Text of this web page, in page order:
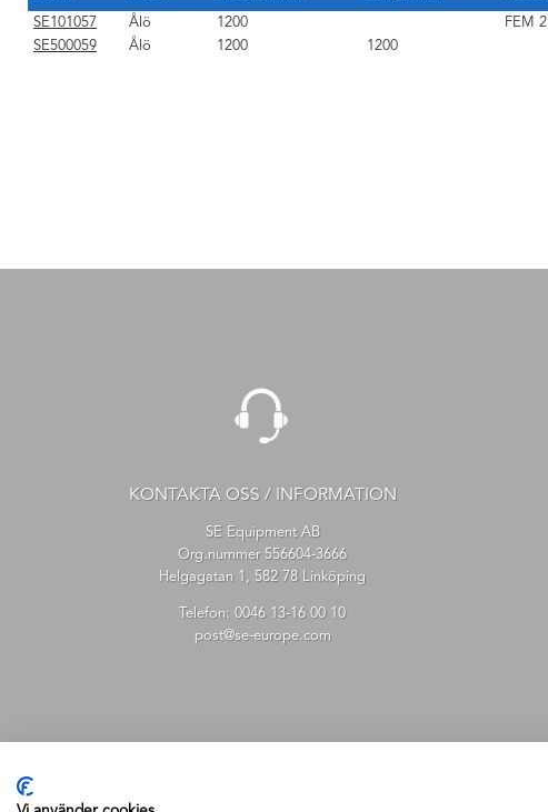
SE101057 Ålö 1200 FEM 2
SE500059
Ålö 1200 1200
KONTAKTA OSS / INFORMATION
SE Equipment AB
Org.nummer 556604-3666
Helgagatan 1, 582 78 Linköping
Telefon: 0046 13-16 00 10
post@se-europe.com